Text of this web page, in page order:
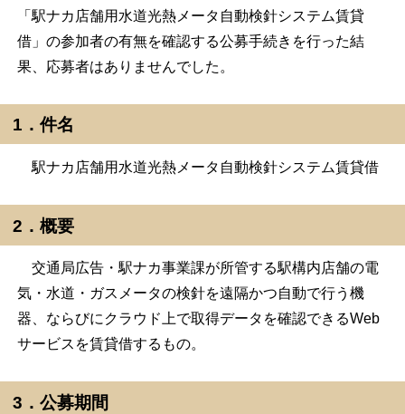
「駅ナカ店舗用水道光熱メータ自動検針システム賃貸
借」の参加者の有無を確認する公募手続きを行った結
果、応募者はありませんでした。
1．件名
駅ナカ店舗用水道光熱メータ自動検針システム賃貸借
2．概要
交通局広告・駅ナカ事業課が所管する駅構内店舗の電
気・水道・ガスメータの検針を遠隔かつ自動で行う機
器、ならびにクラウド上で取得データを確認できるWeb
サービスを賃貸借するもの。
3．公募期間